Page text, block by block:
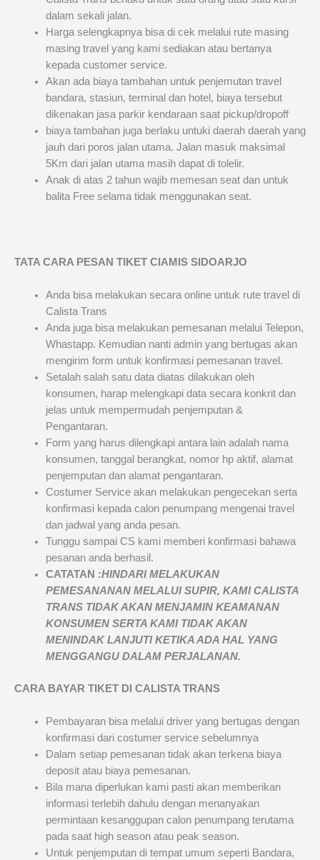
dalam sekali jalan.
Harga selengkapnya bisa di cek melalui rute masing
masing travel yang kami sediakan atau bertanya
kepada customer service.
Akan ada biaya tambahan untuk penjemutan travel
bandara, stasiun, terminal dan hotel, biaya tersebut
dikenakan jasa parkir kendaraan saat pickup/dropoff
biaya tambahan juga berlaku untuki daerah daerah yang
jauh dari poros jalan utama. Jalan masuk maksimal
5Km dari jalan utama masih dapat di tolelir.
Anak di atas 2 tahun wajib memesan seat dan untuk
balita Free selama tidak menggunakan seat.
TATA CARA PESAN TIKET CIAMIS SIDOARJO
Anda bisa melakukan secara online untuk rute travel di
Calista Trans
Anda juga bisa melakukan pemesanan melalui Telepon,
Whastapp. Kemudian nanti admin yang bertugas akan
mengirim form untuk konfirmasi pemesanan travel.
Setalah salah satu data diatas dilakukan oleh
konsumen, harap melengkapi data secara konkrit dan
jelas untuk mempermudah penjemputan &
Pengantaran.
Form yang harus dilengkapi antara lain adalah nama
konsumen, tanggal berangkat, nomor hp aktif, alamat
penjemputan dan alamat pengantaran.
Costumer Service akan melakukan pengecekan serta
konfirmasi kepada calon penumpang mengenai travel
dan jadwal yang anda pesan.
Tunggu sampai CS kami memberi konfirmasi bahawa
pesanan anda berhasil.
CATATAN :HINDARI MELAKUKAN
PEMESANANAN MELALUI SUPIR, KAMICALISTA
TRANSTIDAK AKAN MENJAMINKEAMANAN
KONSUMEN SERTA KAMI TIDAK AKAN
MENINDAK LANJUTI KETIKA ADA HAL YANG
MENGGANGU DALAM PERJALANAN.
CARA BAYAR TIKET DI CALISTA TRANS
Pembayaran bisa melalui driver yang bertugas dengan
konfirmasi dari costumer service sebelumnya
Dalam setiap pemesanan tidak akan terkena biaya
deposit atau biaya pemesanan.
Bila mana diperlukan kami pasti akan memberikan
informasi terlebih dahulu dengan menanyakan
permintaan kesanggupan calon penumpang terutama
pada saat high season atau peak season.
Untuk penjemputan di tempat umum seperti Bandara,